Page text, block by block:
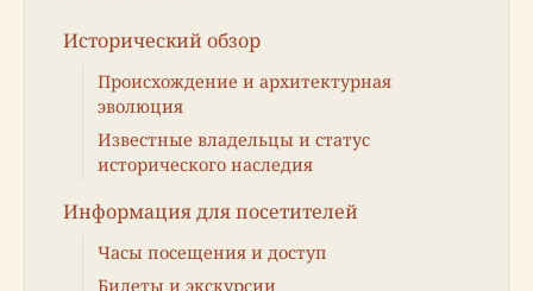
Исторический обзор
Происхождение и архитектурная
эволюция
Известные владельцы и статус
исторического наследия
Информация для посетителей
Часы посещения и доступ
Билеты и экскурсии